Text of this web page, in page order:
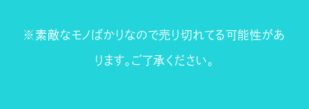
※素敵なモノばかりなので売り切れてる可能性があ
ります。ご了承ください。